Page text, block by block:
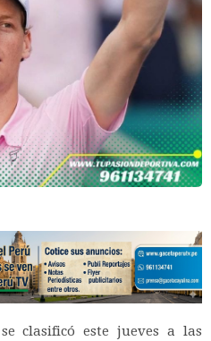
se clasificó este jueves a las